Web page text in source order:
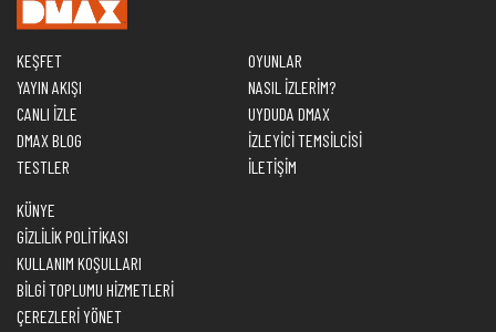
KEŞFET
YAYIN AKIŞI
CANLI İZLE
DMAX BLOG
TESTLER
OYUNLAR
NASIL İZLERİM?
UYDUDA DMAX
İZLEYİCİ TEMSİLCİSİ
İLETİŞİM
KÜNYE
GİZLİLİK POLİTİKASI
KULLANIM KOŞULLARI
BİLGİ TOPLUMU HİZMETLERİ
ÇEREZLERİ YÖNET